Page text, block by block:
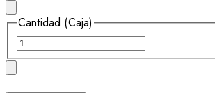
Cantidad (Caja)